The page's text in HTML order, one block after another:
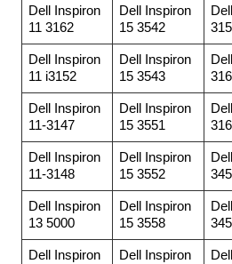
Dell Inspiron
11 3162
Dell Inspiron
15 3542
Dell Inspiron
11 i3152
Dell Inspiron
15 3543
Dell Inspiron
11-3147
Dell Inspiron
15 3551
Dell Inspiron
11-3148
Dell Inspiron
15 3552
Dell Inspiron
13 5000
Dell Inspiron
15 3558
Dell Inspiron
Dell Inspiron